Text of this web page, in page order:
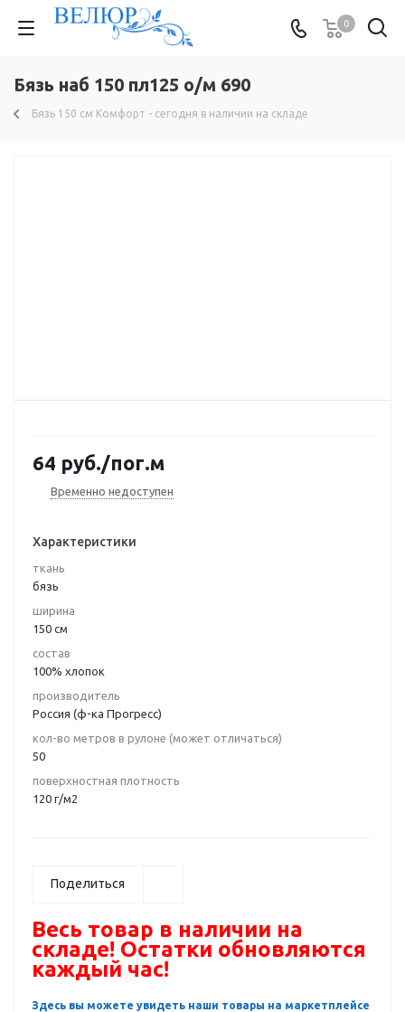
0
Бязь наб 150 пл125 о/м 690
Бязь 150 см Комфорт - сегодня в наличии на складе
64 руб./пог.м
Временно недоступен
Характеристики
ткань
бязь
ширина
150 см
состав
100% хлопок
производитель
Россия (ф-ка Прогресс)
кол-во метров в рулоне (может отличаться)
50
поверхностная плотность
120 г/м2
Поделиться
Весь товар в наличии на
складе! Остатки обновляются
каждый час!
Здесь вы можете увидеть наши товары на маркетплейсе